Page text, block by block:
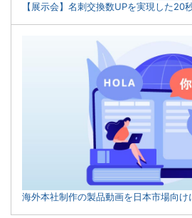
【展示会】名刺交換数UPを実現した20
海外本社制作の製品動画を日本市場向け